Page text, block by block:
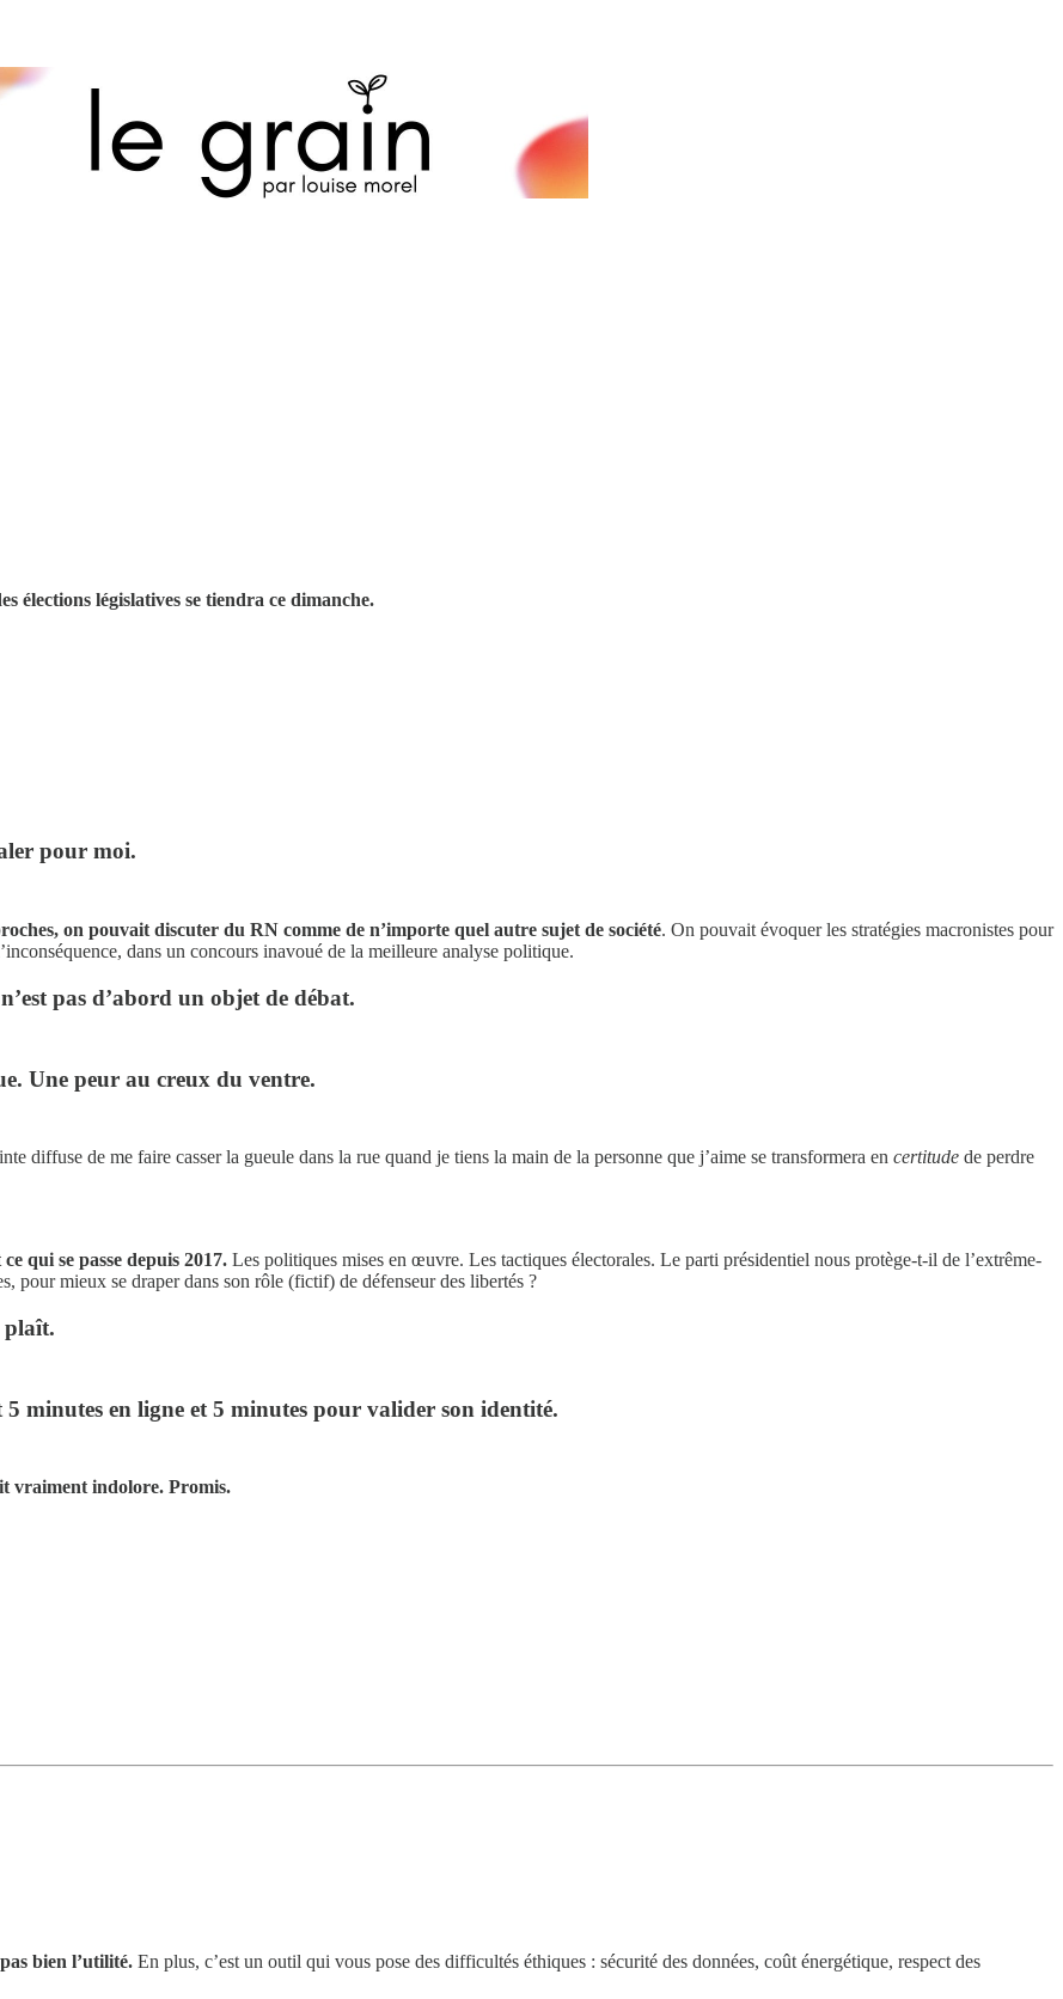
élections législatives se tiendra ce dimanche.
pour moi.
on pouvait discuter du RN comme de n’importe quel autre sujet de société. On pouvait évoquer les stratégies macronistes pour
dans un concours inavoué de la meilleure analyse politique.
pas d’abord un objet de débat.
Une peur au creux du ventre.
diffuse de me faire casser la gueule dans la rue quand je tiens la main de la personne que j’aime se transformera en certitude de perdre
qui se passe depuis 2017. Les politiques mises en œuvre. Les tactiques électorales. Le parti présidentiel nous protège-t-il de l’extrême-
pour mieux se draper dans son rôle (fictif) de défenseur des libertés ?
plaît.
minutes en ligne et 5 minutes pour valider son identité.
vraiment indolore. Promis.
bien l’utilité. En plus, c’est un outil qui vous pose des difficultés éthiques : sécurité des données, coût énergétique, respect des